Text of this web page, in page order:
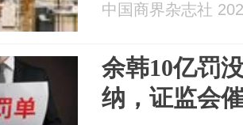
中国商界杂志社
余韩10亿罚
纳，证监会